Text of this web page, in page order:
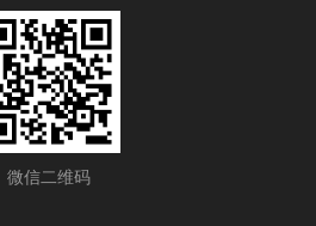
微信二维码